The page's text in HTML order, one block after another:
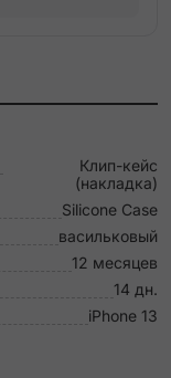
Клип-кейс
(накладка)
Silicone Case
васильковый
12 месяцев
14 дн.
iPhone 13